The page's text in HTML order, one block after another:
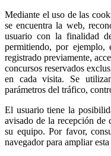
Mediante el uso de las
se encuentra la web,
usuario con la finalidad
permitiendo, por ejemplo,
registrado previamente,
concursos reservados
en cada visita. Se
parámetros del tráfico,
El usuario tiene la
avisado de la recepción de
su equipo. Por favor,
navegador para ampliar